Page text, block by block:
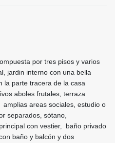
por tres pisos y varios
jardin interno con una bella
la parte tracera de la casa
aboles frutales, terraza
areas sociales, estudio o
separados, sótano,
con vestier, baño privado
baño y balcón y dos